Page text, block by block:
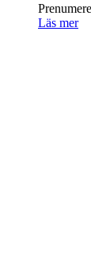
Läs mer